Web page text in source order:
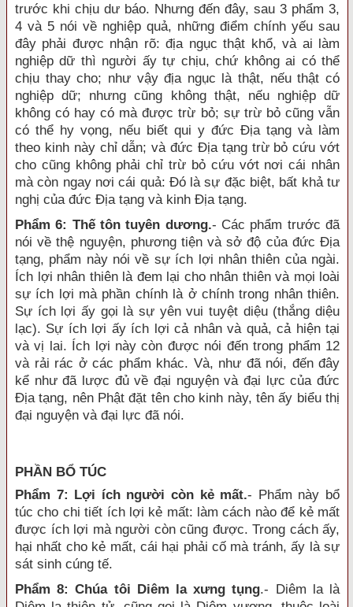
trước khi chịu dư báo. Nhưng đến đây, sau 3 phẩm 3,
4 và 5 nói về nghiệp quả, những điểm chính yếu sau
đây phải được nhận rõ: địa ngục thật khổ, và ai làm
nghiệp dữ thì người ấy tự chịu, chứ không ai có thể
chịu thay cho; như vậy địa ngục là thật, nếu thật có
nghiệp dữ; nhưng cũng không thật, nếu nghiệp dữ
không có hay có mà được trừ bỏ; sự trừ bỏ cũng vẫn
có thể hy vọng, nếu biết qui y đức Địa tạng và làm
theo kinh này chỉ dẫn; và đức Địa tạng trừ bỏ cứu vớt
cho cũng không phải chỉ trừ bỏ cứu vớt nơi cái nhân
mà còn ngay nơi cái quả: Đó là sự đặc biệt, bất khả tư
nghị của đức Địa tạng và kinh Địa tạng.
Phẩm 6: Thế tôn tuyên dương.- Các phẩm trước đã
nói về thệ nguyện, phương tiện và sở độ của đức Địa
tạng, phẩm này nói về sự ích lợi nhân thiên của ngài.
Ích lợi nhân thiên là đem lại cho nhân thiên và mọi loài
sự ích lợi mà phần chính là ở chính trong nhân thiên.
Sự ích lợi ấy gọi là sự yên vui tuyệt diệu (thắng diệu
lạc). Sự ích lợi ấy ích lợi cả nhân và quả, cả hiện tại
và vị lai. Ích lợi này còn được nói đến trong phẩm 12
và rải rác ở các phẩm khác. Và, như đã nói, đến đây
kể như đã lược đủ về đại nguyện và đại lực của đức
Địa tạng, nên Phật đặt tên cho kinh này, tên ấy biểu thị
đại nguyện và đại lực đã nói.
PHẦN BỔ TÚC
Phẩm 7: Lợi ích người còn kẻ mất.- Phẩm này bổ
túc cho chi tiết ích lợi kẻ mất: làm cách nào để kẻ mất
được ích lợi mà người còn cũng được. Trong cách ấy,
hại nhất cho kẻ mất, cái hại phải cố mà tránh, ấy là sự
sát sinh cúng tế.
Phẩm 8: Chúa tôi Diêm la xưng tụng.- Diêm la là